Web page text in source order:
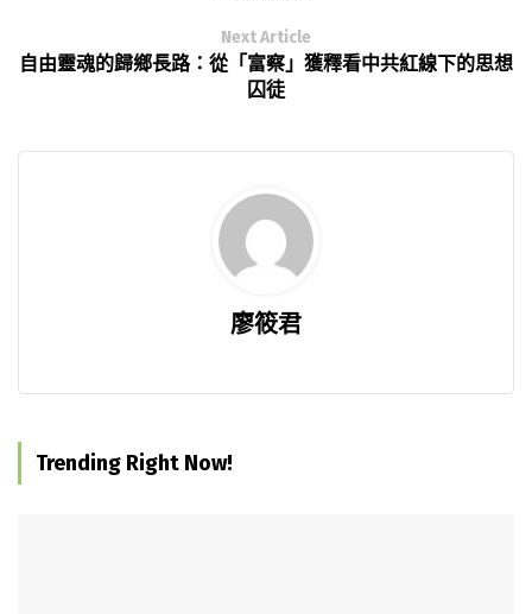
Next Article
自由靈魂的歸鄉長路：從「富察」獲釋看中共紅線下的思想
囚徒
廖筱君
Trending Right Now!